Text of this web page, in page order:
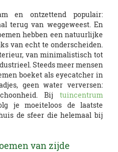
en ontzettend populair:
terug van weggeweest. En
hebben een natuurlijke
van echt te onderscheiden.
van minimalistisch tot
Steeds meer mensen
boeket als eyecatcher in
geen water verversen:
Bij tuincentrum
je moeiteloos de laatste
de sfeer die helemaal bij
van zijde